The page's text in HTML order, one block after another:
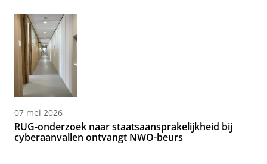
07 mei 2026
RUG-onderzoek naar staatsaansprakelijkheid bij
cyberaanvallen ontvangt NWO-beurs